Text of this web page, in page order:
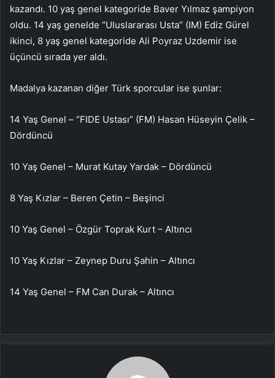
kazandı. 10 yaş genel kategoride Baver Yılmaz şampiyon
oldu. 14 yaş genelde “Uluslararası Usta” (IM) Ediz Gürel
ikinci, 8 yaş genel kategoride Ali Poyraz Uzdemir ise
üçüncü sırada yer aldı.
Madalya kazanan diğer Türk sporcular ise şunlar:
14 Yaş Genel – “FIDE Ustası” (FM) Hasan Hüseyin Çelik –
Dördüncü
10 Yaş Genel – Murat Kutay Yardak – Dördüncü
8 Yaş Kızlar – Beren Çetin – Beşinci
10 Yaş Genel – Özgür Toprak Kurt – Altıncı
10 Yaş Kızlar – Zeynep Duru Şahin – Altıncı
14 Yaş Genel – FM Can Durak – Altıncı